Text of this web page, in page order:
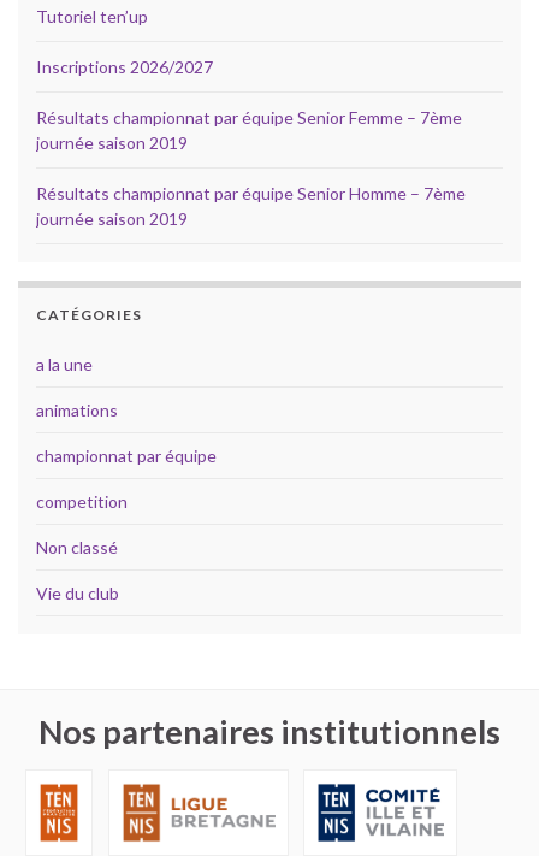
Tutoriel ten’up
Inscriptions 2026/2027
Résultats championnat par équipe Senior Femme – 7ème
journée saison 2019
Résultats championnat par équipe Senior Homme – 7ème
journée saison 2019
CATÉGORIES
a la une
animations
championnat par équipe
competition
Non classé
Vie du club
Nos partenaires institutionnels